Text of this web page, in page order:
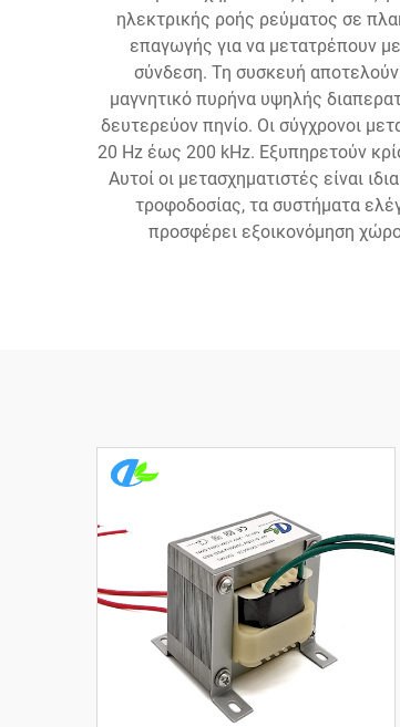
ηλεκτρικής ροής ρεύματος σε
επαγωγής για να μετατρέπουν
σύνδεση. Τη συσκευή αποτελούν
μαγνητικό πυρήνα υψηλής
δευτερεύον πηνίο. Οι σύγχρονοι
20 Hz έως 200 kHz. Εξυπηρετούν
Αυτοί οι μετασχηματιστές είναι
τροφοδοσίας, τα συστήματα
προσφέρει εξοικονόμηση